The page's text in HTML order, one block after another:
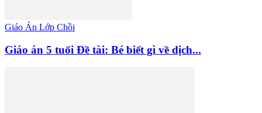
Giáo Án Lớp Chồi
Giáo án 5 tuổi Đề tài: Bé biết gì về dịch...